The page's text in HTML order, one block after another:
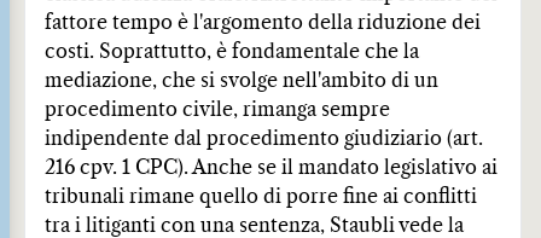
fattore tempo è l'argomento della riduzione dei
costi. Soprattutto, è fondamentale che la
mediazione, che si svolge nell'ambito di un
procedimento civile, rimanga sempre
indipendente dal procedimento giudiziario (art.
216 cpv. 1 CPC). Anche se il mandato legislativo ai
tribunali rimane quello di porre fine ai conflitti
tra i litiganti con una sentenza, Staubli vede la